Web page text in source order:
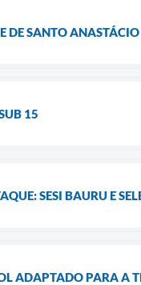
DE SANTO
15
SESI BAURU E
ADAPTADO PARA A